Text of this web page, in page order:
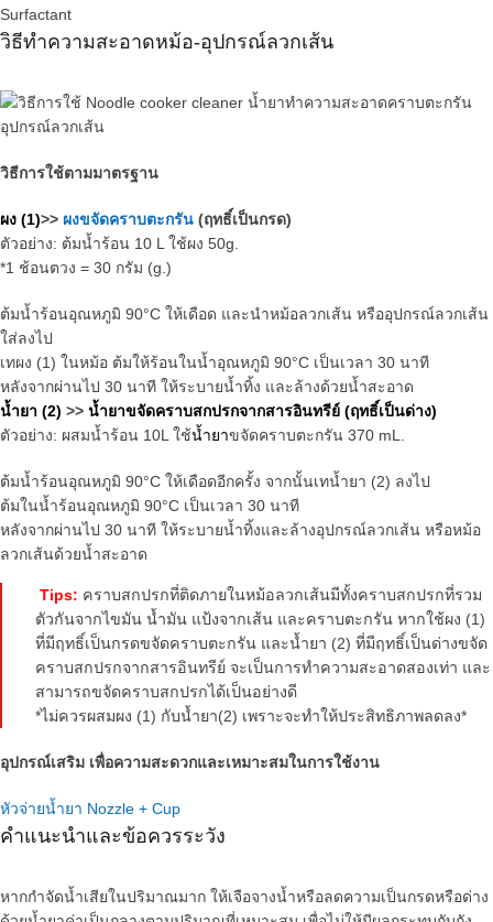
Surfactant
วิธีทำความสะอาดหม้อ-อุปกรณ์ลวกเส้น
วิธีการใช้ตามมาตรฐาน
ผง (1)>> ผงขจัดคราบตะกรัน (ฤทธิ์เป็นกรด)
ตัวอย่าง: ต้มน้ำร้อน 10 L ใช้ผง 50g.
*1 ช้อนตวง = 30 กรัม (g.)
ต้มน้ำร้อนอุณหภูมิ 90°C ให้เดือด และนำหม้อลวกเส้น หรืออุปกรณ์ลวกเส้น
ใส่ลงไป
เทผง (1) ในหม้อ ต้มให้ร้อนในน้ำอุณหภูมิ 90°C เป็นเวลา 30 นาที
หลังจากผ่านไป 30 นาที ให้ระบายน้ำทิ้ง และล้างด้วยน้ำสะอาด
น้ำยา (2) >> น้ำยาขจัดคราบสกปรกจากสารอินทรีย์ (ฤทธิ์เป็นด่าง)
ตัวอย่าง: ผสมน้ำร้อน 10L ใช้น้ำยาขจัดคราบตะกรัน 370 mL.
ต้มน้ำร้อนอุณหภูมิ 90°C ให้เดือดอีกครั้ง จากนั้นเทน้ำยา (2) ลงไป
ต้มในน้ำร้อนอุณหภูมิ 90°C เป็นเวลา 30 นาที
หลังจากผ่านไป 30 นาที ให้ระบายน้ำทิ้งและล้างอุปกรณ์ลวกเส้น หรือหม้อ
ลวกเส้นด้วยน้ำสะอาด
Tips: คราบสกปรกที่ติดภายในหม้อลวกเส้นมีทั้งคราบสกปรกที่รวม
ตัวกันจากไขมัน น้ำมัน แป้งจากเส้น และคราบตะกรัน หากใช้ผง (1)
ที่มีฤทธิ์เป็นกรดขจัดคราบตะกรัน และน้ำยา (2) ที่มีฤทธิ์เป็นด่างขจัด
คราบสกปรกจากสารอินทรีย์ จะเป็นการทำความสะอาดสองเท่า และ
สามารถขจัดคราบสกปรกได้เป็นอย่างดี
*ไม่ควรผสมผง (1) กับน้ำยา(2) เพราะจะทำให้ประสิทธิภาพลดลง*
อุปกรณ์เสริม เพื่อความสะดวกและเหมาะสมในการใช้งาน
หัวจ่ายน้ำยา Nozzle + Cup
คำแนะนำและข้อควรระวัง
หากกำจัดน้ำเสียในปริมาณมาก ให้เจือจางน้ำหรือลดความเป็นกรดหรือด่าง